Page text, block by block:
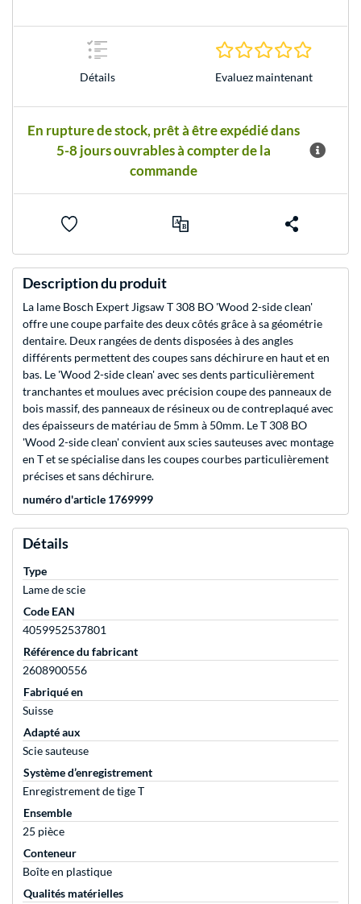
Détails Evaluez maintenant
En rupture de stock, prêt à être expédié dans
5-8 jours ouvrables à compter de la
commande
Description du produit
La lame Bosch Expert Jigsaw T 308 BO 'Wood 2-side clean'
offre une coupe parfaite des deux côtés grâce à sa géométrie
dentaire. Deux rangées de dents disposées à des angles
différents permettent des coupes sans déchirure en haut et en
bas. Le 'Wood 2-side clean' avec ses dents particulièrement
tranchantes et moulues avec précision coupe des panneaux de
bois massif, des panneaux de résineux ou de contreplaqué avec
des épaisseurs de matériau de 5mm à 50mm. Le T 308 BO
'Wood 2-side clean' convient aux scies sauteuses avec montage
en T et se spécialise dans les coupes courbes particulièrement
précises et sans déchirure.
numéro d'article 1769999
Détails
Type
Lame de scie
Code EAN
4059952537801
Référence du fabricant
2608900556
Fabriqué en
Suisse
Adapté aux
Scie sauteuse
Système d’enregistrement
Enregistrement de tige T
Ensemble
25 pièce
Conteneur
Boîte en plastique
Qualités matérielles